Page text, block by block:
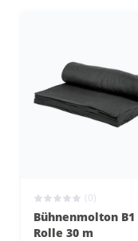
(0)
Bühnenmolton B1
Rolle 30 m